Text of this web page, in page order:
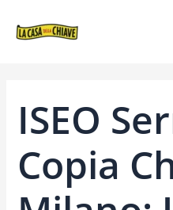
ISEO
Copia
ARTICOLI